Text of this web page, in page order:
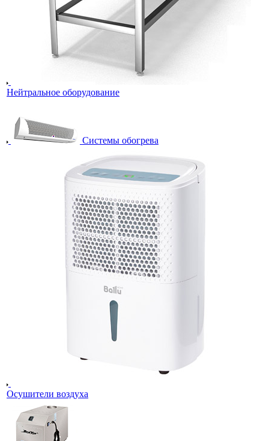
Нейтральное оборудование
Системы обогрева
Осушители воздуха